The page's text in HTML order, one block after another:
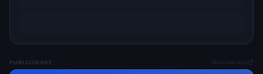
PUBLICIDADE Anunciar aqui